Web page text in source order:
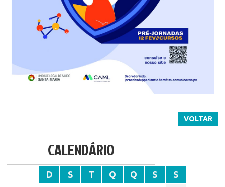
VOLTAR
CALENDÁRIO
D S T Q Q S
S